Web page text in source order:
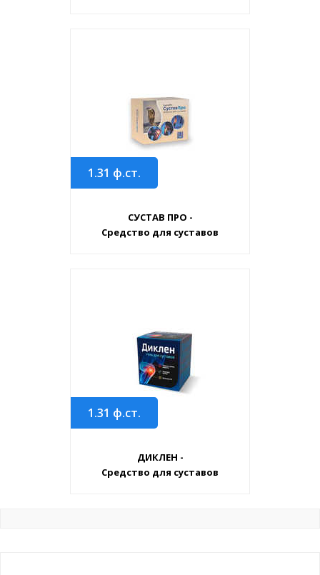
1.31 ф.ст.
СУСТАВ ПРО -
Средство для суставов
1.31 ф.ст.
ДИКЛЕН -
Средство для суставов